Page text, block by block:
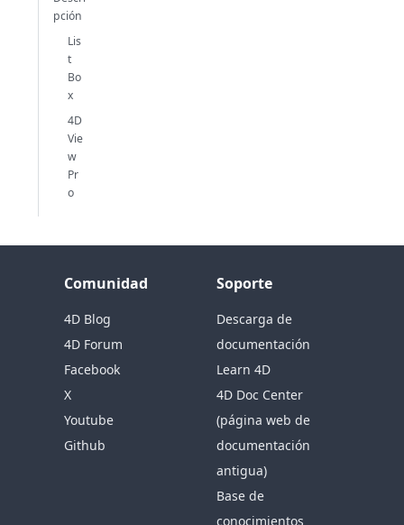
pción
Lis
t
Bo
x
4D
Vie
w
Pr
o
Comunidad
4D Blog
4D Forum
Facebook
X
Youtube
Github
Soporte
Descarga de
documentación
Learn 4D
4D Doc Center
(página web de
documentación
antigua)
Base de
conocimientos